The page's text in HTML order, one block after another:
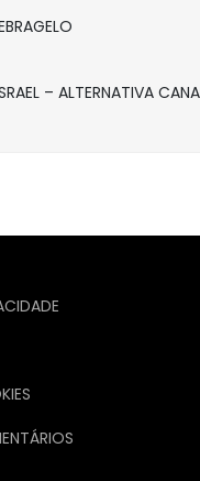
– ALTERNATIVA